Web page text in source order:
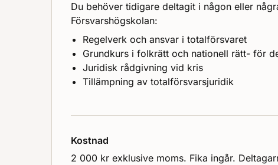
Du behöver tidigare deltagit i någon eller
Försvarshögskolan:
Regelverk och ansvar i totalförsvaret
Grundkurs i folkrätt och nationell rätt- för
Juridisk rådgivning vid kris
Tillämpning av totalförsvarsjuridik
Kostnad
2 000 kr exklusive moms. Fika ingår.